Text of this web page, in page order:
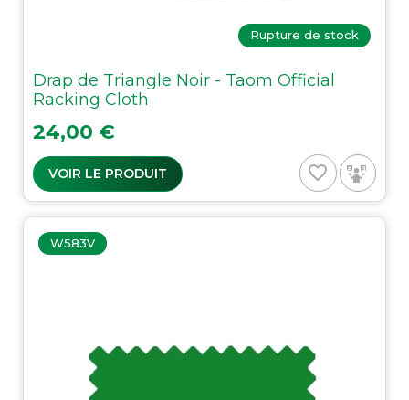
Rupture de stock
Drap de Triangle Noir - Taom Official
Racking Cloth
Prix
24,00 €
VOIR LE PRODUIT favorite_border
W583V